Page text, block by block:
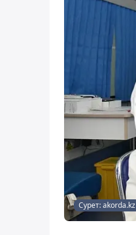
Сурет: akorda.kz